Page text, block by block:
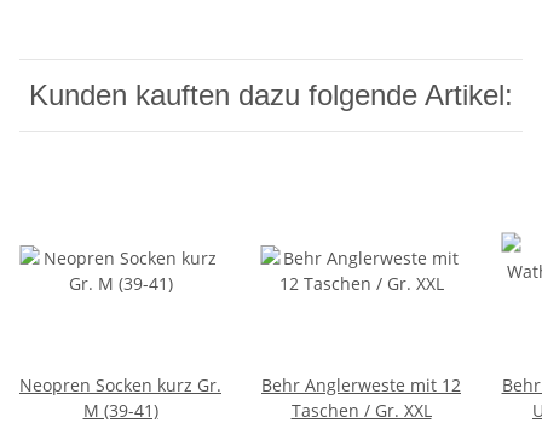
Kunden kauften dazu folgende Artikel:
Neopren Socken kurz Gr.
M (39-41)
Behr Anglerweste mit 12
Taschen / Gr. XXL